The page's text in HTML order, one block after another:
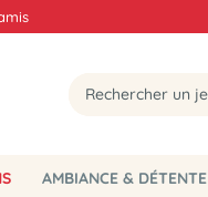
AMBIANCE & DÉTENTE